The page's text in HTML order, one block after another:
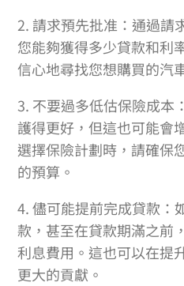
2. 請求預先批准：通過請
您能夠獲得多少貸款和利
信心地尋找您想購買的汽
3. 不要過多低估保險成本
護得更好，但這也可能會
選擇保險計劃時，請確保
的預算。
4. 儘可能提前完成貸款：
款，甚至在貸款期滿之前
利息費用。這也可以在提
更大的貢獻。